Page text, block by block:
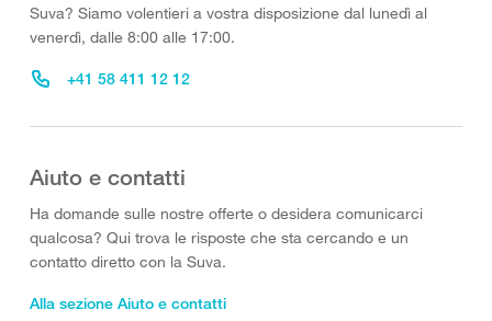
Suva? Siamo volentieri a vostra disposizione dal lunedì al
venerdì, dalle 8:00 alle 17:00.
+41 58 411 12 12
Aiuto e contatti
Ha domande sulle nostre offerte o desidera comunicarci
qualcosa? Qui trova le risposte che sta cercando e un
contatto diretto con la Suva.
Alla sezione Aiuto e contatti